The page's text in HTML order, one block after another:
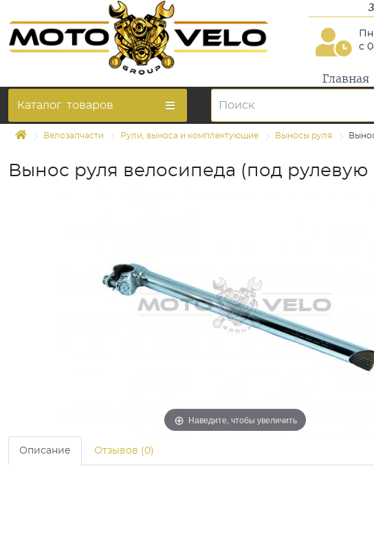
с
Главная
Каталог товаров
Велозапчасти Рули, выноса и комплектующие Выносы руля
Вынос руля велосипеда (под
Наведите, чтобы увеличить
Описание Отзывов (0)